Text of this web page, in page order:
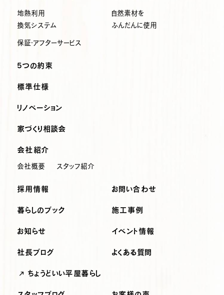
地熱利用
換気システム
自然素材を
ふんだんに使用
保証・アフターサービス
5つの約束
標準仕様
リノベーション
家づくり相談会
会社紹介
会社概要 スタッフ紹介
採用情報 お問い合わせ
暮らしのブック 施工事例
お知らせ
社長ブログ
イベント情報
よくある質問
ちょうどいい平屋暮らし